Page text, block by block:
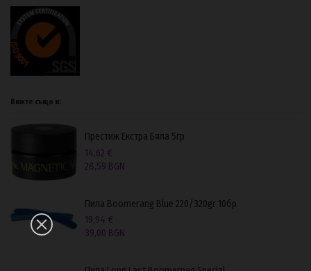
Вижте също и:
Престиж Екстра Бяла 5гр
14,62 €
28,59 BGN
Пила Boomerang Blue 220/320gr 10бр
19,94 €
39,00 BGN